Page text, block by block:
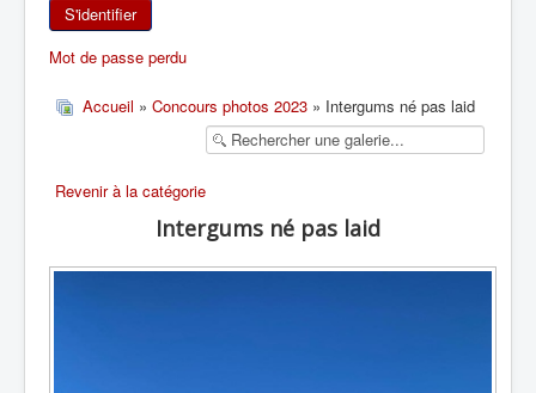
RANDONNÉE SPORTIVE
S'identifier
Mot de passe perdu
Accueil » Concours photos 2023 » Intergums né pas laid
Revenir à la catégorie
Intergums né pas laid